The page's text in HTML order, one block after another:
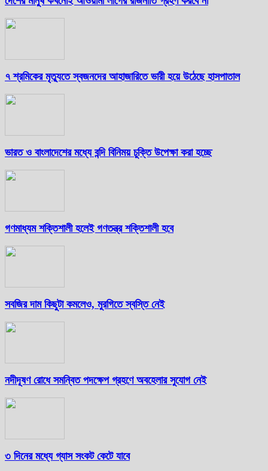
৭ শ্রমিকের মৃত্যুতে স্বজনদের আহাজারিতে ভারী হয়ে উঠেছে হাসপাতাল
ভারত ও বাংলাদেশের মধ্যে বন্দি বিনিময় চুক্তি উপেক্ষা করা হচ্ছে
গণমাধ্যম শক্তিশালী হলেই গণতন্ত্র শক্তিশালী হবে
সবজির দাম কিছুটা কমলেও, মুরগিতে স্বস্তি নেই
নদীদূষণ রোধে সমন্বিত পদক্ষেপ গ্রহণে অবহেলার সুযোগ নেই
৩ দিনের মধ্যে গ্যাস সংকট কেটে যাবে